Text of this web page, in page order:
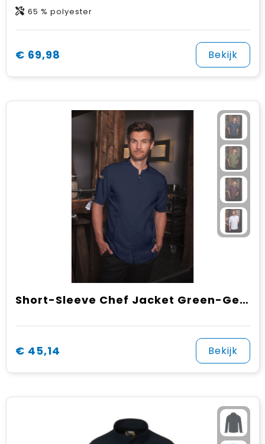
65 % polyester
€ 69,98 Bekijk
Short-Sleeve Chef Jacket Green-Generation, from Sustainable Material , 72% GRS Certified Recycled Polyester / 28% Conventional Cotton
€ 45,14 Bekijk